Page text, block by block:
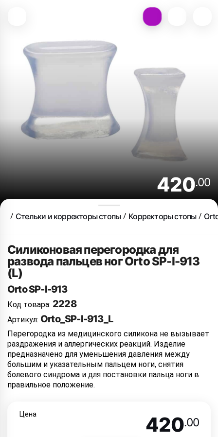
420.00
Стельки и корректоры стопы Корректоры стопы
Силиконовая перегородка для
развода пальцев ног Orto SP-I-913
(L)
Orto SP-I-913
Код товара: 2228
Артикул: Orto_SP-I-913_L
Перегородка из медицинского силикона не вызывает
раздражения и аллергических реакций. Изделие
предназначено для уменьшения давления между
большим и указательным пальцем ноги, снятия
болевого синдрома и для постановки пальца ноги в
правильное положение.
Цена 420.00